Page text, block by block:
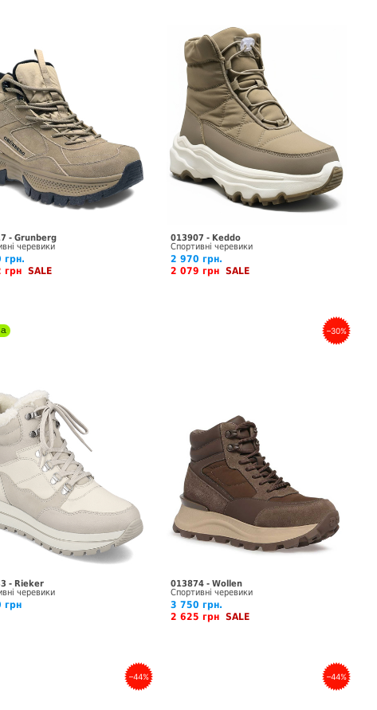
- Grunberg
черевики
грн.
грн SALE
013907 - Keddo
Спортивні черевики
2 970 грн.
2 079 грн SALE
- Rieker
черевики
грн
–30%
013874 - Wollen
Спортивні черевики
3 750 грн.
2 625 грн SALE
–44% –44%